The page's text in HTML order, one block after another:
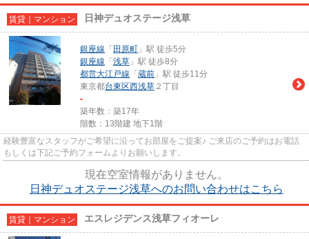
賃貸｜マンション 日神デュオステージ浅草
銀座線 「 田原町 」駅 徒歩5分
銀座線 「 浅草 」駅 徒歩8分
都営大江戸線 「 蔵前 」駅 徒歩11分
東京都台東区西浅草 ２丁目
-
築年数：築17年
階数：13階建 地下1階
経験豊富なスタッフがご希望に沿ってお部屋をご提案♪ ご来店のご予約はお電話
もしくは下記ご予約フォームよりお願いします。
現在空室情報がありません。
日神デュオステージ浅草へのお問い合わせはこちら
賃貸｜マンション エスレジデンス浅草フィオーレ